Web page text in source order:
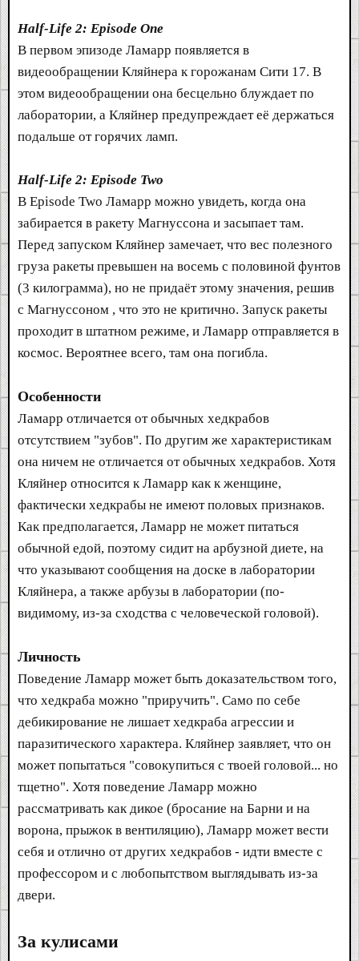
Half-Life 2: Episode One
В первом эпизоде Ламарр появляется в
видеообращении Кляйнера к горожанам Сити 17. В
этом видеообращении она бесцельно блуждает по
лаборатории, а Кляйнер предупреждает её держаться
подальше от горячих ламп.
Half-Life 2: Episode Two
В Episode Two Ламарр можно увидеть, когда она
забирается в ракету Магнуссона и засыпает там.
Перед запуском Кляйнер замечает, что вес полезного
груза ракеты превышен на восемь с половиной фунтов
(3 килограмма), но не придаёт этому значения, решив
с Магнуссоном , что это не критично. Запуск ракеты
проходит в штатном режиме, и Ламарр отправляется в
космос. Вероятнее всего, там она погибла.
Особенности
Ламарр отличается от обычных хедкрабов
отсутствием "зубов". По другим же характеристикам
она ничем не отличается от обычных хедкрабов. Хотя
Кляйнер относится к Ламарр как к женщине,
фактически хедкрабы не имеют половых признаков.
Как предполагается, Ламарр не может питаться
обычной едой, поэтому сидит на арбузной диете, на
что указывают сообщения на доске в лаборатории
Кляйнера, а также арбузы в лаборатории (по-
видимому, из-за сходства с человеческой головой).
Личность
Поведение Ламарр может быть доказательством того,
что хедкраба можно "приручить". Само по себе
дебикирование не лишает хедкраба агрессии и
паразитического характера. Кляйнер заявляет, что он
может попытаться "совокупиться с твоей головой... но
тщетно". Хотя поведение Ламарр можно
рассматривать как дикое (бросание на Барни и на
ворона, прыжок в вентиляцию), Ламарр может вести
себя и отлично от других хедкрабов - идти вместе с
профессором и с любопытством выглядывать из-за
двери.
За кулисами